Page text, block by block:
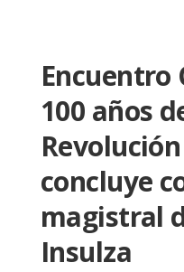
Encuentro
100 años
concluye
magistral
Insulza